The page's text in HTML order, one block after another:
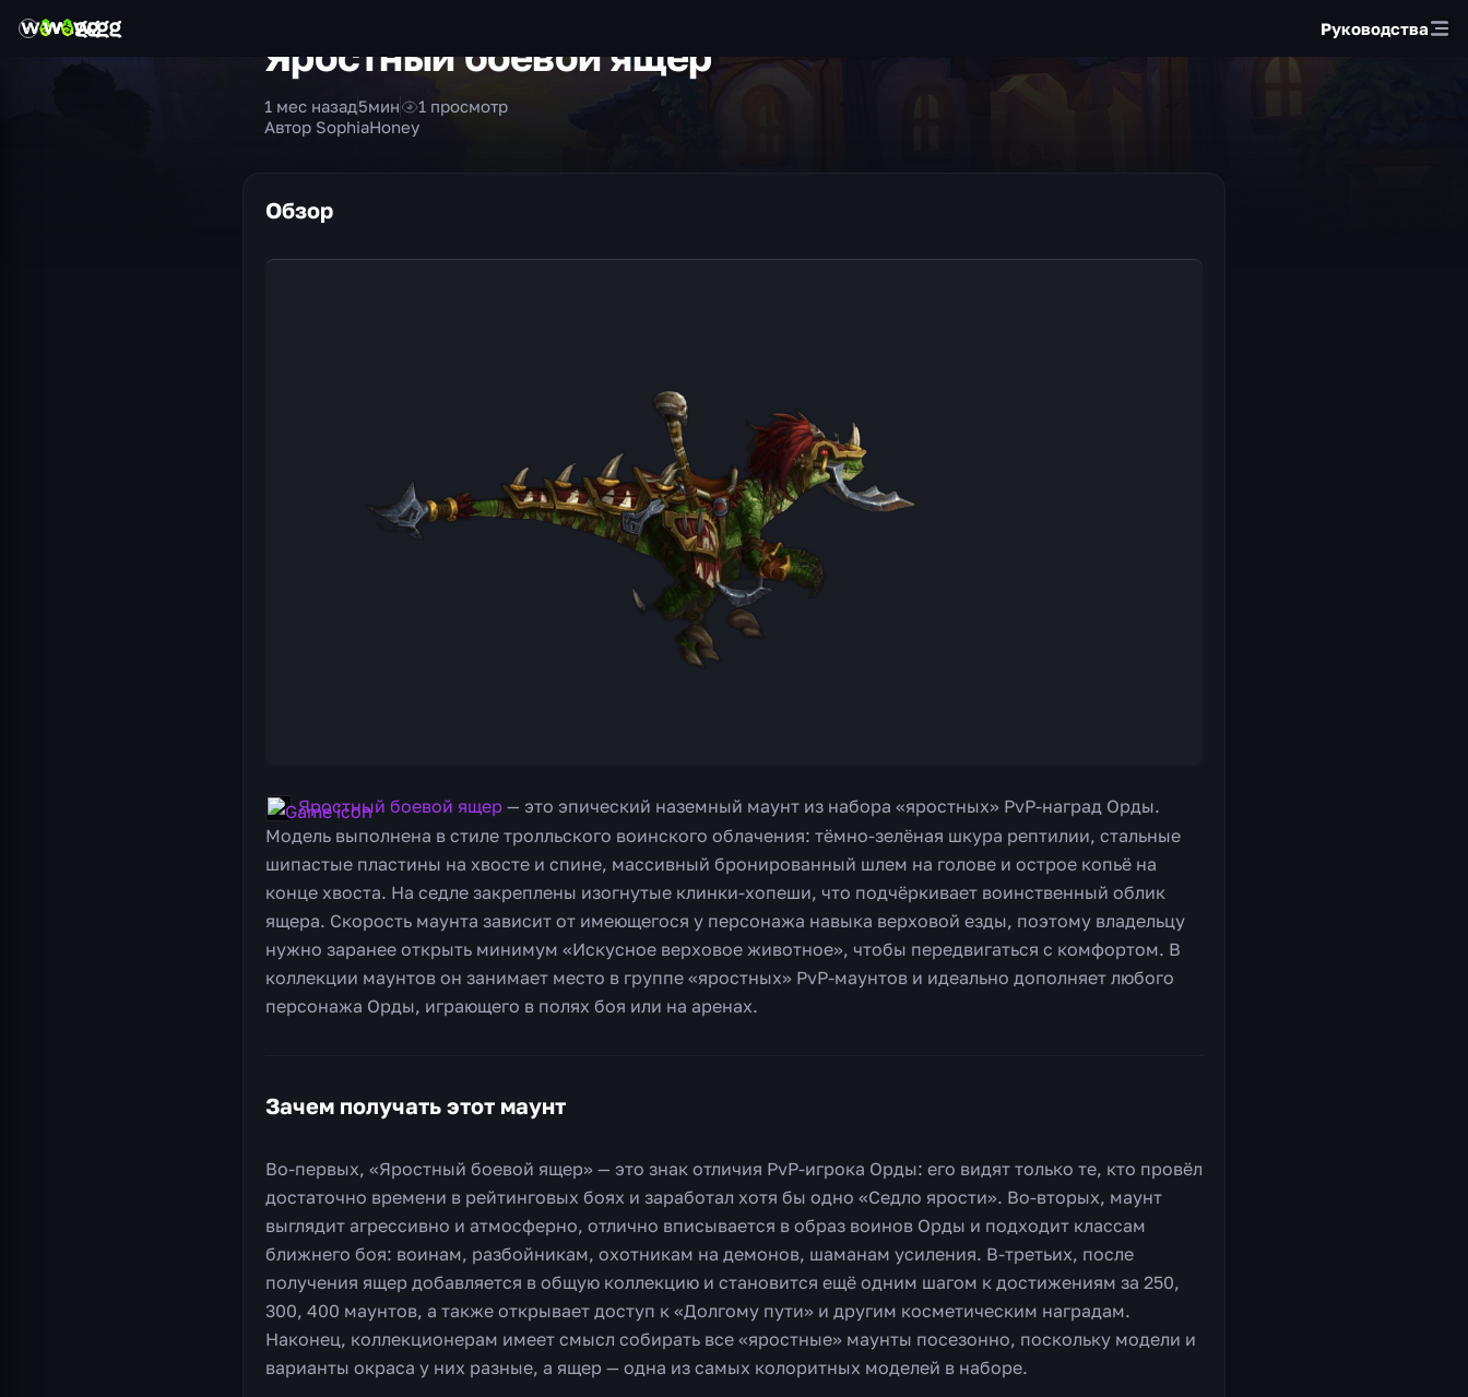
Руководства
Яростный боевой ящер
Автор SophiaHoney
1 мес назад5мин 1 просмотр
Обзор
Яростный боевой ящер — это эпический наземный маунт из набора «яростных» PvP-наград Орды.
Модель выполнена в стиле тролльского воинского облачения: тёмно-зелёная шкура рептилии, стальные
шипастые пластины на хвосте и спине, массивный бронированный шлем на голове и острое копьё на
конце хвоста. На седле закреплены изогнутые клинки-хопеши, что подчёркивает воинственный облик
ящера. Скорость маунта зависит от имеющегося у персонажа навыка верховой езды, поэтому владельцу
нужно заранее открыть минимум «Искусное верховое животное», чтобы передвигаться с комфортом. В
коллекции маунтов он занимает место в группе «яростных» PvP-маунтов и идеально дополняет любого
персонажа Орды, играющего в полях боя или на аренах.
Зачем получать этот маунт
Во-первых, «Яростный боевой ящер» — это знак отличия PvP-игрока Орды: его видят только те, кто провёл
достаточно времени в рейтинговых боях и заработал хотя бы одно «Седло ярости». Во-вторых, маунт
выглядит агрессивно и атмосферно, отлично вписывается в образ воинов Орды и подходит классам
ближнего боя: воинам, разбойникам, охотникам на демонов, шаманам усиления. В-третьих, после
получения ящер добавляется в общую коллекцию и становится ещё одним шагом к достижениям за 250,
300, 400 маунтов, а также открывает доступ к «Долгому пути» и другим косметическим наградам.
Наконец, коллекционерам имеет смысл собирать все «яростные» маунты посезонно, поскольку модели и
варианты окраса у них разные, а ящер — одна из самых колоритных моделей в наборе.